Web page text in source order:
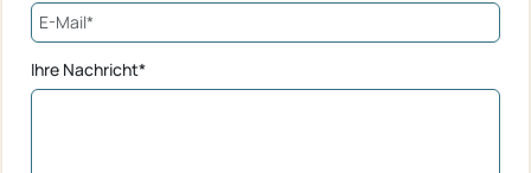
Ihre Nachricht*